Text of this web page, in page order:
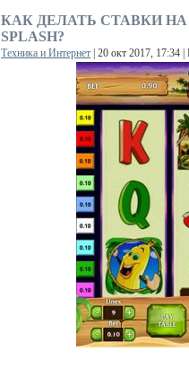
КАК ДЕЛАТЬ СТАВКИ
SPLASH?
Техника и Интернет | 20 окт 2017, 17:34